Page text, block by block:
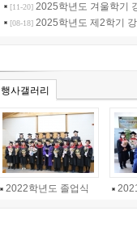
[11-20] 2025학년도 겨울학기
[08-18] 2025학년도 제2학기
행사갤러리
2022학년도 졸업식